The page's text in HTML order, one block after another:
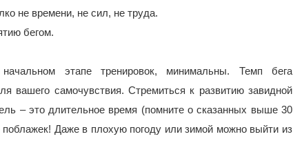
не времени, не сил, не труда.
бегом.
этапе тренировок, минимальны. Темп бега
вашего самочувствия. Стремиться к развитию завидной
– это длительное время (помните о сказанных выше 30
Даже в плохую погоду или зимой можно выйти из